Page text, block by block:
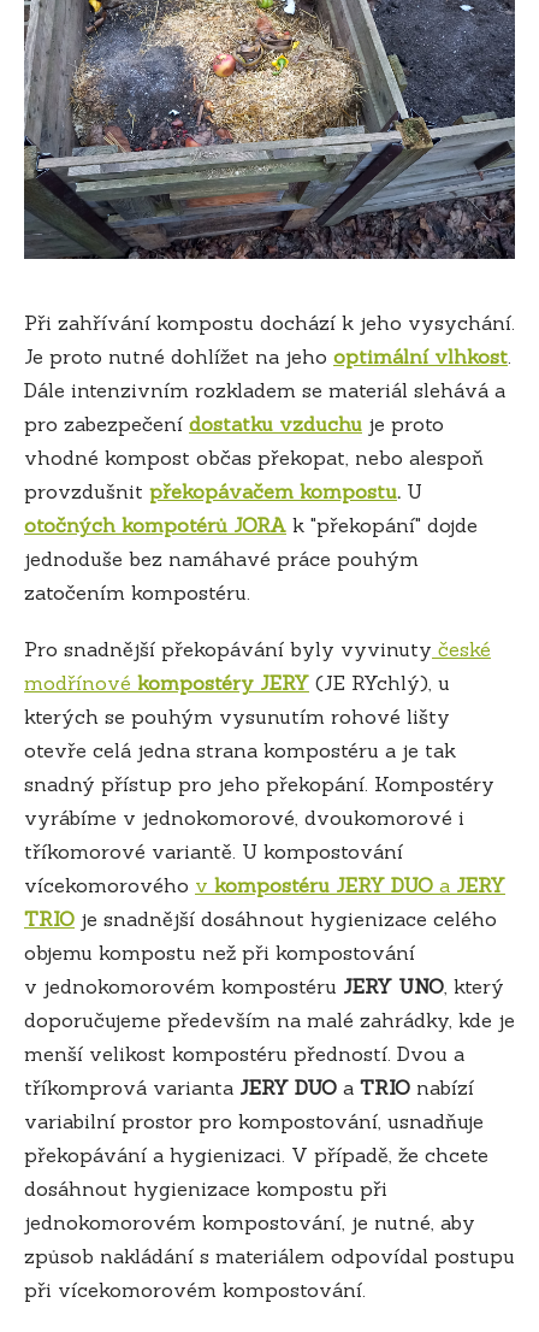
Při zahřívání kompostu dochází k jeho vysychání.
Je proto nutné dohlížet na jeho optimální vlhkost
Dále intenzivním rozkladem se materiál slehává a
pro zabezpečení dostatku vzduchu je proto
vhodné kompost občas překopat, nebo alespoň
provzdušnit překopávačem kompostu. U
otočných kompotérů JORA k "překopání" dojde
jednoduše bez namáhavé práce pouhým
zatočením kompostéru.
Pro snadnější překopávání byly vyvinuty české
modřínové kompostéry JERY (JE RYchlý), u
kterých se pouhým vysunutím rohové lišty
otevře celá jedna strana kompostéru a je tak
snadný přístup pro jeho překopání. Kompostéry
vyrábíme v jednokomorové, dvoukomorové i
tříkomorové variantě. U kompostování
vícekomorového v kompostéru JERY DUO a JERY
TRIO je snadnější dosáhnout hygienizace celého
objemu kompostu než při kompostování
v jednokomorovém kompostéru JERY UNO , který
doporučujeme především na malé zahrádky, kde je
menší velikost kompostéru předností. Dvou a
tříkomprová varianta JERY DUO a TRIO nabízí
variabilní prostor pro kompostování, usnadňuje
překopávání a hygienizaci. V případě, že chcete
dosáhnout hygienizace kompostu při
jednokomorovém kompostování, je nutné, aby
způsob nakládání s materiálem odpovídal postupu
při vícekomorovém kompostování.